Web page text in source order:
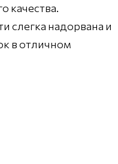
качества.
слегка надорвана и
в отличном